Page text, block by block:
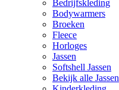
Bedrijfskleding
Bodywarmers
Broeken
Fleece
Horloges
Jassen
Softshell Jassen
Bekijk alle Jassen